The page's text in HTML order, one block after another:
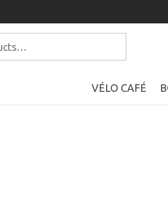
VÉLO CAFÉ